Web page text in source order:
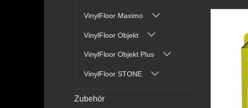
VinylFloor Maximo
VinylFloor Objekt
VinylFloor Objekt Plus
VinylFloor STONE
Zubehör